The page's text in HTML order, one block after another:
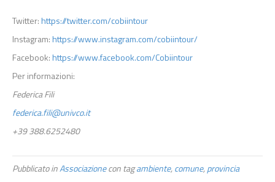
Twitter:https://twitter.com/cobiintour
Instagram:https://www.instagram.com/cobiintour/
Facebook:https://www.facebook.com/Cobiintour
Per informazioni:
Federica Fili
federica.fili@univco.it
+39 388.6252480
Pubblicato inAssociazionecon tagambiente,comune,provincia